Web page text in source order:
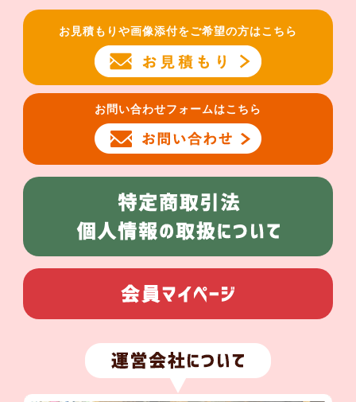
お見積もりや画像添付をご希望の方はこちら
お問い合わせフォームはこちら